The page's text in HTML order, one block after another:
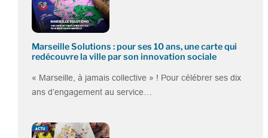
Marseille Solutions : pour ses 10 ans, une carte qui
redécouvre la ville par son innovation sociale
« Marseille, à jamais collective » ! Pour célébrer ses dix
ans d’engagement au service…